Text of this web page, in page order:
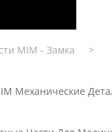
MIM - Замка >
Механические